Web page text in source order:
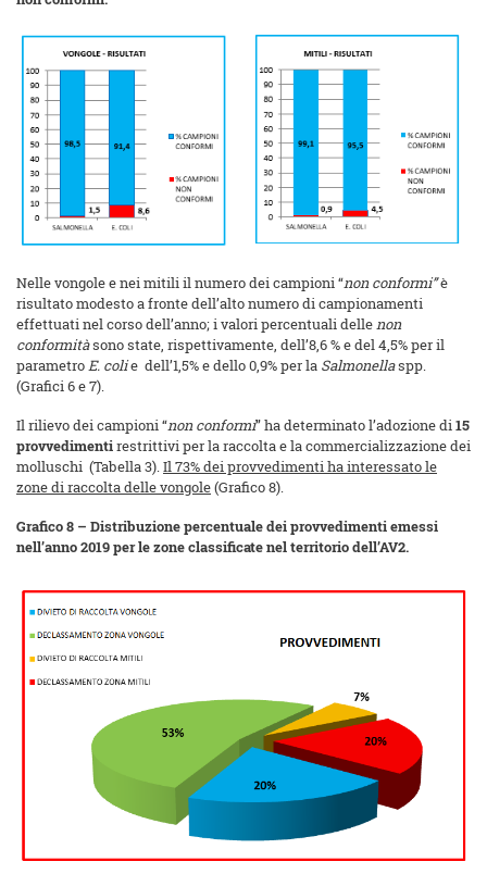
Nelle vongole e nei mitili il numero dei campioni “non conformi”è
risultato modesto a fronte dell’alto numero di campionamenti
effettuati nel corso dell’anno; i valori percentuali delle non
conformitàsono state, rispettivamente, dell’8,6 % e del 4,5% per il
parametro E. colie dell’1,5% e dello 0,9% per la Salmonellaspp.
(Grafici 6 e 7).
Il rilievo dei campioni “non conformi” ha determinato l’adozione di 15
provvedimentirestrittivi per la raccolta e la commercializzazione dei
molluschi (Tabella 3). Il 73% dei provvedimenti ha interessato le
zone di raccolta delle vongole(Grafico 8).
Grafico 8 – Distribuzione percentuale dei provvedimenti emessi
nell’anno 2019 per le zone classificate nel territorio dell’AV2.